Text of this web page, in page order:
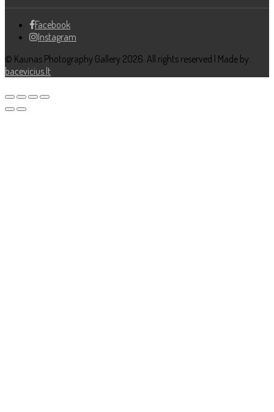
Facebook
Instagram
© Kaunas Photography Gallery 2026. All rights reserved | Made by:
bacevicius.lt